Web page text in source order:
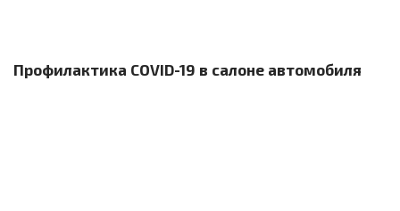
Профилактика COVID-19 в салоне автомобиля